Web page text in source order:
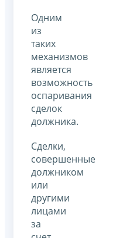
Одним
из
таких
механизмов
является
возможность
оспаривания
сделок
должника.
Сделки,
совершенные
должником
или
другими
лицами
за